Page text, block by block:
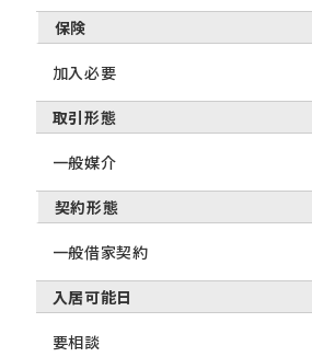
保険
加入必要
取引形態
一般媒介
契約形態
一般借家契約
入居可能日
要相談